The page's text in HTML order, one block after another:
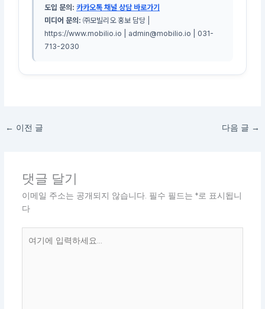
도입 문의: 카카오톡 채널 상담 바로가기
미디어 문의: ㈜모빌리오 홍보 담당 |
https://www.mobilio.io | admin@mobilio.io | 031-
713-2030
← 이전 글 다음 글 →
댓글 달기
이메일 주소는 공개되지 않습니다. 필수 필드는 *로 표시됩니
다